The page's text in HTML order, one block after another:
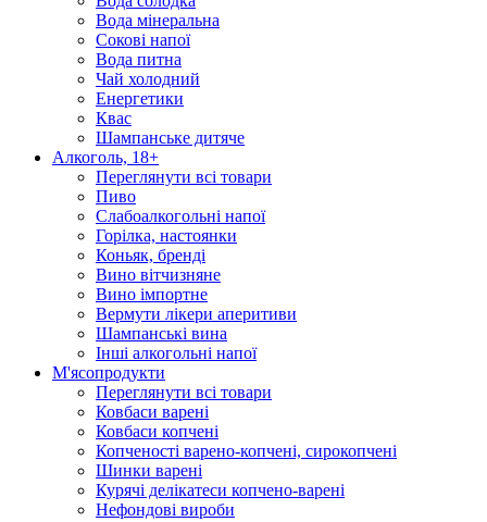
Вода мінеральна
Сокові напої
Вода питна
Чай холодний
Енергетики
Квас
Шампанське дитяче
Алкоголь, 18+
Переглянути всі товари
Пиво
Слабоалкогольні напої
Горілка, настоянки
Коньяк, бренді
Вино вітчизняне
Вино імпортне
Вермути лікери аперитиви
Шампанські вина
Інші алкогольні напої
М'ясопродукти
Переглянути всі товари
Ковбаси варені
Ковбаси копчені
Копченості варено-копчені, сирокопчені
Шинки варені
Курячі делікатеси копчено-варені
Нефондові вироби